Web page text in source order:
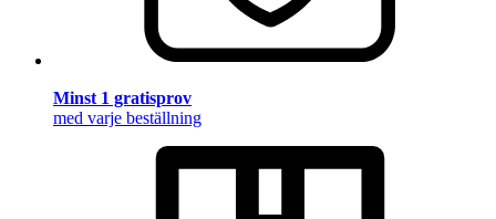
Minst 1 gratisprov
med varje beställning